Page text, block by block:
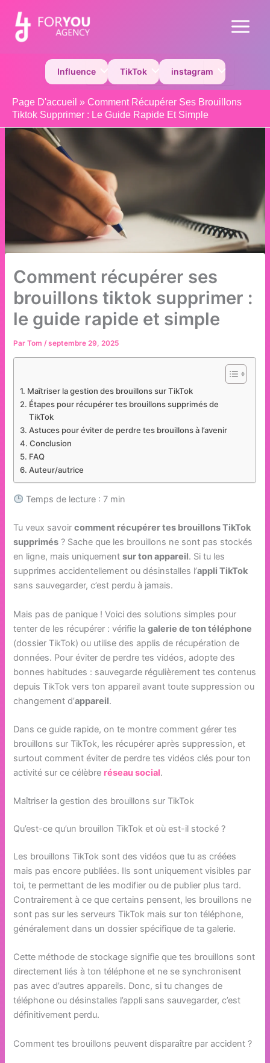
contenu
Main
InfluencePermutateur de Menu
TikTokPermutateur de Menu
instagramPermutateur
Page D'accueil » Comment Récupérer Ses Brouillons
Tiktok Supprimer : Le Guide Rapide Et Simple
Comment récupérer ses
brouillons tiktok supprimer :
le guide rapide et simple
ParTom /septembre 29, 2025
Maîtriser la gestion des brouillons sur TikTok
Étapes pour récupérer tes brouillons supprimés de
TikTok
Astuces pour éviter de perdre tes brouillons à l’avenir
Conclusion
FAQ
Auteur/autrice
Temps de lecture : 7 min
Tu veux savoircomment récupérer tes brouillons TikTok
supprimés ? Sache que les brouillons ne sont pas stockés
en ligne, mais uniquementsur ton appareil. Si tu les
supprimes accidentellement ou désinstalles l’appli TikTok
sans sauvegarder, c’est perdu à jamais.
Mais pas de panique ! Voici des solutions simples pour
tenter de les récupérer : vérifie lagalerie de ton téléphone
(dossier TikTok) ou utilise des applis de récupération de
données. Pour éviter de perdre tes vidéos, adopte des
bonnes habitudes : sauvegarde régulièrement tes contenus
depuis TikTok vers ton appareil avant toute suppression ou
changement d’appareil.
Dans ce guide rapide, on te montre comment gérer tes
brouillons sur TikTok, les récupérer après suppression, et
surtout comment éviter de perdre tes vidéos clés pour ton
activité sur ce célèbre réseau social.
Maîtriser la gestion des brouillons sur TikTok
Qu’est-ce qu’un brouillon TikTok et où est-il stocké ?
Les brouillons TikTok sont des vidéos que tu as créées
mais pas encore publiées. Ils sont uniquement visibles par
toi, te permettant de les modifier ou de publier plus tard.
Contrairement à ce que certains pensent, les brouillons ne
sont pas sur les serveurs TikTok mais sur ton téléphone,
généralement dans un dossier spécifique de ta galerie.
Cette méthode de stockage signifie que tes brouillons sont
directement liés à ton téléphone et ne se synchronisent
pas avec d’autres appareils. Donc, si tu changes de
téléphone ou désinstalles l’appli sans sauvegarder, c’est
définitivement perdu.
Comment tes brouillons peuvent disparaître par accident ?